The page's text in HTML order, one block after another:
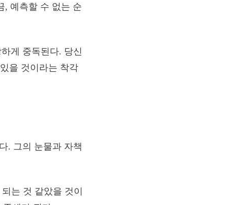
, 예측할 수 없는 순
게 중독된다. 당신
을 것이라는 착각
. 그의 눈물과 자책
는 것 같았을 것이